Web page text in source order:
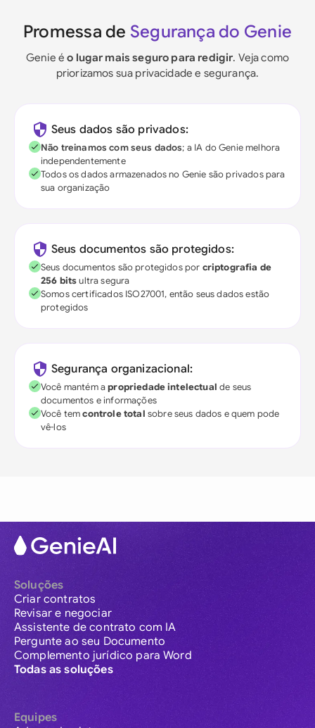
Promessa de Segurança do Genie
Genie éo lugar mais seguro para redigir. Veja como
priorizamos sua privacidade e segurança.
Seus dados são privados:
Não treinamos com seus dados; a IA do Genie melhora
independentemente
Todos os dados armazenados no Genie são privados para
sua organização
Seus documentos são protegidos:
Seus documentos são protegidos por criptografia de
256 bitsultra segura
Somos certificados ISO27001, então seus dados estão
protegidos
Segurança organizacional:
Você mantém apropriedade intelectual de seus
documentos e informações
Você temcontrole total sobre seus dados e quem pode
vê-los
Soluções
Criar contratos
Revisar e negociar
Assistente de contrato com IA
Pergunte ao seu Documento
Complemento jurídico para Word
Todas as soluções
Equipes